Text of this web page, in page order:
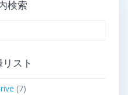
検索
スト
(7)